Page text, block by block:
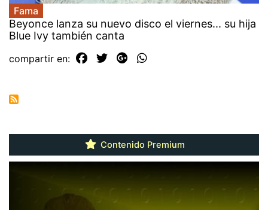
Fama
Beyonce lanza su nuevo disco el viernes... su hija
Blue Ivy también canta
compartir en:
Contenido Premium